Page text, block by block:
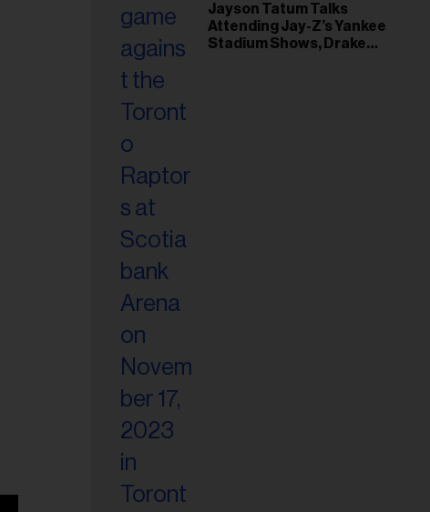
Jayson Tatum Talks
Attending Jay-Z’s Yankee
Stadium Shows, Drake